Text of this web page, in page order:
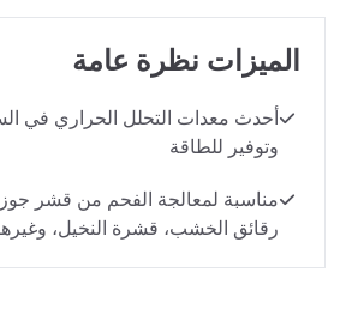
الميزات نظرة عامة
أحدث معدات التحلل الحراري في
وتوفير للطاقة
مناسبة لمعالجة الفحم من قشر جوز
رقائق الخشب، قشرة النخيل،